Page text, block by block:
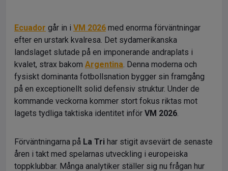
Ecuador går in i VM 2026 med enorma förväntningar
efter en urstark kvalresa. Det sydamerikanska
landslaget slutade på en imponerande andraplats i
kvalet, strax bakom Argentina. Denna moderna och
fysiskt dominanta fotbollsnation bygger sin framgång
på en exceptionellt solid defensiv struktur. Under de
kommande veckorna kommer stort fokus riktas mot
lagets tydliga taktiska identitet inför VM 2026.
Förväntningarna på La Tri har stigit avsevärt de senaste
åren i takt med spelarnas utveckling i europeiska
toppklubbar. Många analytiker ställer sig nu frågan hur